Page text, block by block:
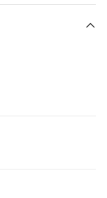
made in